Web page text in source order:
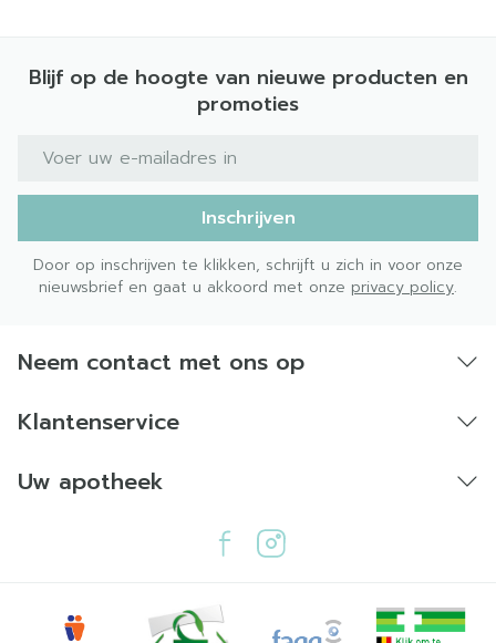
Blijf op de hoogte van nieuwe producten en
promoties
E-mail adres
Inschrijven
Door op inschrijven te klikken, schrijft u zich in voor onze
nieuwsbrief en gaat u akkoord met onze privacy policy.
Neem contact met ons op
Klantenservice
Uw apotheek